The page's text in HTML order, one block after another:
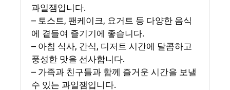
과일잼입니다.
– 토스트, 팬케이크, 요거트 등 다양한 음식
에 곁들여 즐기기에 좋습니다.
– 아침 식사, 간식, 디저트 시간에 달콤하고
풍성한 맛을 선사합니다.
– 가족과 친구들과 함께 즐거운 시간을 보낼
수 있는 과일잼입니다.